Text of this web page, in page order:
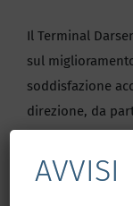
Il Terminal
sul
soddisfazione
direzione, da
AVVISI